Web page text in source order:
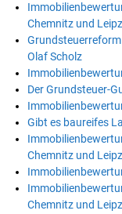
Chemnitz und
Olaf Scholz
Der Grundsteuer-
Gibt es baureifes
Chemnitz und
Chemnitz und